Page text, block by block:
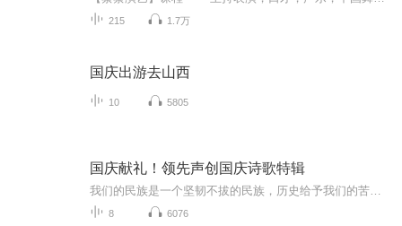
215 1.7万
国庆出游去山西
10 5805
国庆献礼！领先声创国庆诗歌特辑
8 6076